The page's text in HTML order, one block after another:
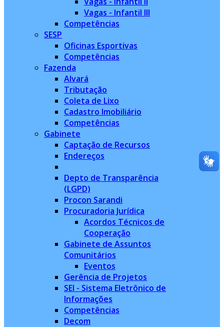
Vagas - Infantil III
Competências
SESP
Oficinas Esportivas
Competências
Fazenda
Alvará
Tributação
Coleta de Lixo
Cadastro Imobiliário
Competências
Gabinete
Captação de Recursos
Endereços
Depto de Transparência
(LGPD)
Procon Sarandi
Procuradoria Jurídica
Acordos Técnicos de
Cooperação
Gabinete de Assuntos
Comunitários
Eventos
Gerência de Projetos
SEI - Sistema Eletrônico de
Informações
Competências
Decom